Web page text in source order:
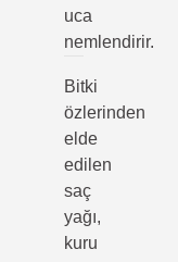
uca
nemlendirir.
Bitki
özlerinden
elde
edilen
saç
yağı,
kuru